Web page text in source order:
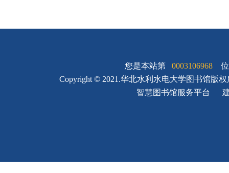
您是本站第 0003106968
Copyright © 2021.华北水利水电大学图书馆版权
智慧图书馆服务平台